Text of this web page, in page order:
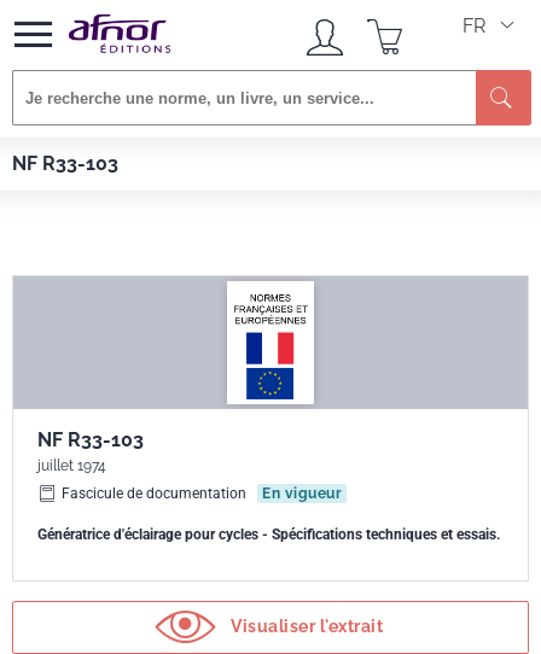
FR
NF R33-103
Afnor EDITIONS
NF R33-103
juillet 1974
Fascicule de documentation
En vigueur
Génératrice d'éclairage pour cycles - Spécifications techniques et essais.
Visualiser l'extrait